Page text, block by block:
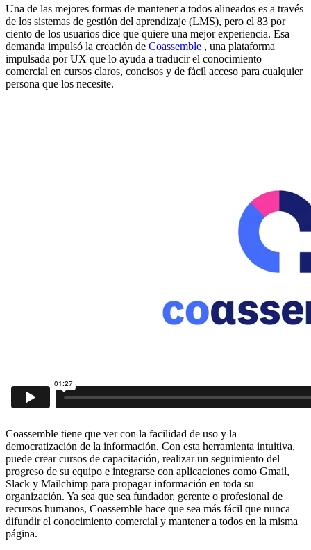
Una de las mejores formas de mantener a todos alineados es a través
de los sistemas de gestión del aprendizaje (LMS), pero el 83 por
ciento de los usuarios dice que quiere una mejor experiencia. Esa
demanda impulsó la creación de Coassemble , una plataforma
impulsada por UX que lo ayuda a traducir el conocimiento
comercial en cursos claros, concisos y de fácil acceso para cualquier
persona que los necesite.
Coassemble tiene que ver con la facilidad de uso y la
democratización de la información. Con esta herramienta intuitiva,
puede crear cursos de capacitación, realizar un seguimiento del
progreso de su equipo e integrarse con aplicaciones como Gmail,
Slack y Mailchimp para propagar información en toda su
organización. Ya sea que sea fundador, gerente o profesional de
recursos humanos, Coassemble hace que sea más fácil que nunca
difundir el conocimiento comercial y mantener a todos en la misma
página.